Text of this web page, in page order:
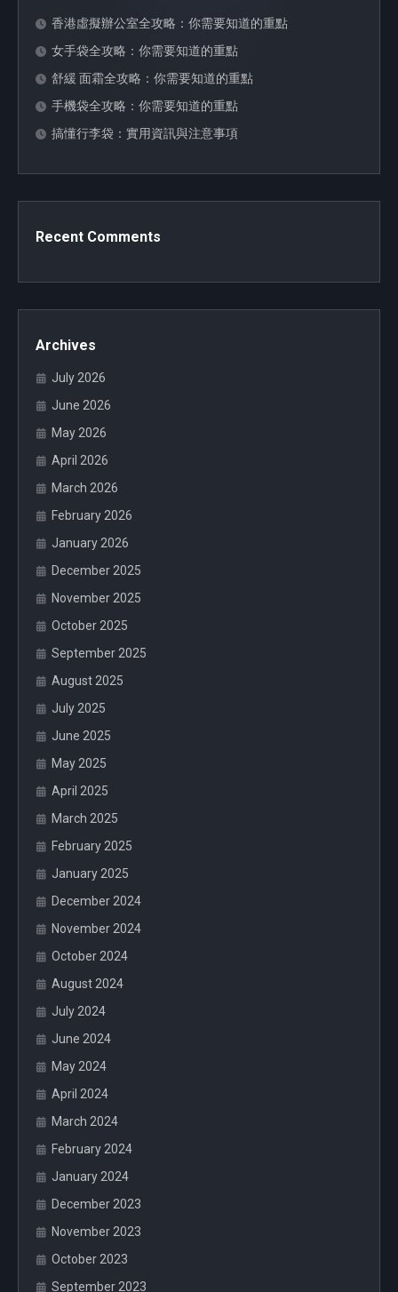
香港虛擬辦公室全攻略：你需要知道的重點
女手袋全攻略：你需要知道的重點
舒緩 面霜全攻略：你需要知道的重點
手機袋全攻略：你需要知道的重點
搞懂行李袋：實用資訊與注意事項
Recent Comments
Archives
July 2026
June 2026
May 2026
April 2026
March 2026
February 2026
January 2026
December 2025
November 2025
October 2025
September 2025
August 2025
July 2025
June 2025
May 2025
April 2025
March 2025
February 2025
January 2025
December 2024
November 2024
October 2024
August 2024
July 2024
June 2024
May 2024
April 2024
March 2024
February 2024
January 2024
December 2023
November 2023
October 2023
September 2023